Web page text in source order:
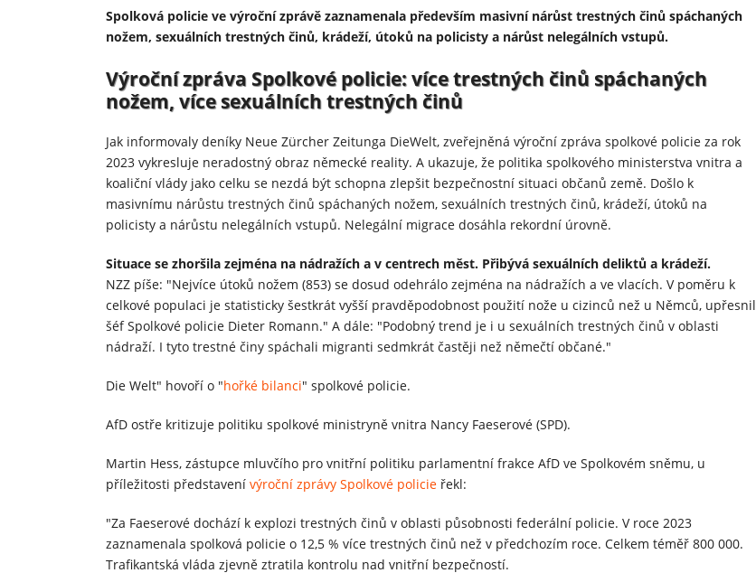
Spolková policie ve výroční zprávě zaznamenala především masivní nárůst trestných činů spáchaných
nožem, sexuálních trestných činů, krádeží, útoků na policisty a nárůst nelegálních vstupů.
Výroční zpráva Spolkové policie: více trestných činů spáchaných
nožem, více sexuálních trestných činů
Jak informovaly deníky Neue Zürcher Zeitunga DieWelt, zveřejněná výroční zpráva spolkové policie za rok
2023 vykresluje neradostný obraz německé reality. A ukazuje, že politika spolkového ministerstva vnitra a
koaliční vlády jako celku se nezdá být schopna zlepšit bezpečnostní situaci občanů země. Došlo k
masivnímu nárůstu trestných činů spáchaných nožem, sexuálních trestných činů, krádeží, útoků na
policisty a nárůstu nelegálních vstupů. Nelegální migrace dosáhla rekordní úrovně.
Situace se zhoršila zejména na nádražích a v centrech měst. Přibývá sexuálních deliktů a krádeží.
NZZ píše: "Nejvíce útoků nožem (853) se dosud odehrálo zejména na nádražích a ve vlacích. V poměru k
celkové populaci je statisticky šestkrát vyšší pravděpodobnost použití nože u cizinců než u Němců, upřesnil
šéf Spolkové policie Dieter Romann." A dále: "Podobný trend je i u sexuálních trestných činů v oblasti
nádraží. I tyto trestné činy spáchali migranti sedmkrát častěji než němečtí občané."
Die Welt" hovoří o "hořké bilanci" spolkové policie.
AfD ostře kritizuje politiku spolkové ministryně vnitra Nancy Faeserové (SPD).
Martin Hess, zástupce mluvčího pro vnitřní politiku parlamentní frakce AfD ve Spolkovém sněmu, u
příležitosti představení výroční zprávy Spolkové policie řekl:
"Za Faeserové dochází k explozi trestných činů v oblasti působnosti federální policie. V roce 2023
zaznamenala spolková policie o 12,5 % více trestných činů než v předchozím roce. Celkem téměř 800 000.
Trafikantská vláda zjevně ztratila kontrolu nad vnitřní bezpečností.